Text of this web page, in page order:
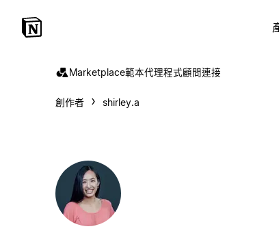
Marketplace範本代理程式顧問連接
創作者 shirley.a